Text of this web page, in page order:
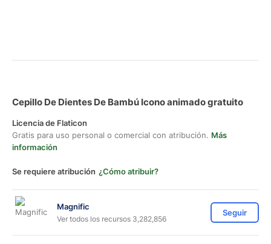
Cepillo De Dientes De Bambú Icono animado gratuito
Licencia de Flaticon
Gratis para uso personal o comercial con atribución. Más
información
Se requiere atribución ¿Cómo atribuir?
Magnific
Ver todos los recursos 3,282,856
Seguir